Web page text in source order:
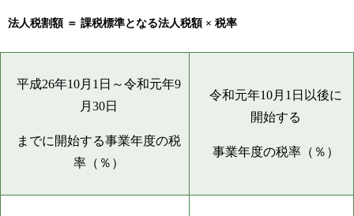
法人税割額 ＝ 課税標準となる法人税額 × 税率
平成26年10月1日～令和元年9
月30日
までに開始する事業年度の税
率（％）
令和元年10月1日以後に
開始する
事業年度の税率（％）